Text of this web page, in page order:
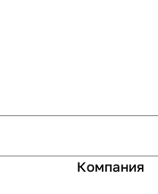
Компания